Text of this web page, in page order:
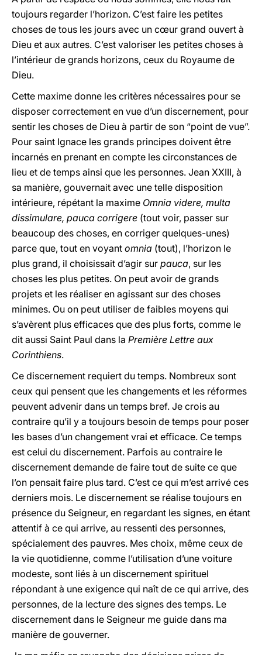
toujours regarder l’horizon. C’est faire les petites
choses de tous les jours avec un cœur grand ouvert à
Dieu et aux autres. C’est valoriser les petites choses à
l’intérieur de grands horizons, ceux du Royaume de
Dieu.
Cette maxime donne les critères nécessaires pour se
disposer correctement en vue d’un discernement, pour
sentir les choses de Dieu à partir de son “point de vue”.
Pour saint Ignace les grands principes doivent être
incarnés en prenant en compte les circonstances de
lieu et de temps ainsi que les personnes. Jean XXIII, à
sa manière, gouvernait avec une telle disposition
intérieure, répétant la maxime Omnia videre, multa
dissimulare, pauca corrigere (tout voir, passer sur
beaucoup des choses, en corriger quelques-unes)
parce que, tout en voyant omnia (tout), l’horizon le
plus grand, il choisissait d’agir sur pauca, sur les
choses les plus petites. On peut avoir de grands
projets et les réaliser en agissant sur des choses
minimes. Ou on peut utiliser de faibles moyens qui
s’avèrent plus efficaces que des plus forts, comme le
dit aussi Saint Paul dans la Première Lettre aux
Corinthiens.
Ce discernement requiert du temps. Nombreux sont
ceux qui pensent que les changements et les réformes
peuvent advenir dans un temps bref. Je crois au
contraire qu’il y a toujours besoin de temps pour poser
les bases d’un changement vrai et efficace. Ce temps
est celui du discernement. Parfois au contraire le
discernement demande de faire tout de suite ce que
l’on pensait faire plus tard. C’est ce qui m’est arrivé ces
derniers mois. Le discernement se réalise toujours en
présence du Seigneur, en regardant les signes, en étant
attentif à ce qui arrive, au ressenti des personnes,
spécialement des pauvres. Mes choix, même ceux de
la vie quotidienne, comme l’utilisation d’une voiture
modeste, sont liés à un discernement spirituel
répondant à une exigence qui naît de ce qui arrive, des
personnes, de la lecture des signes des temps. Le
discernement dans le Seigneur me guide dans ma
manière de gouverner.